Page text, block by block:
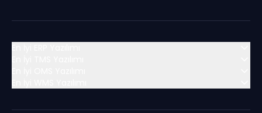
MENA (Orta Doğu ve Kuzey Afrika)
Algeria
Bahrain